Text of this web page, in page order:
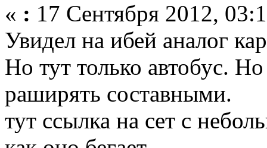
« : 17 Сентября 2012,
Увидел на ибей аналог
Но тут только автобус.
раширять составными.
тут ссылка на сет с